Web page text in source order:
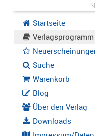
Startseite
Verlagsprogramm
Suche
Warenkorb
Blog
Über den Verlag
Downloads